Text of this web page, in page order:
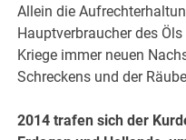
Allein die
Hauptverbraucher des
Kriege immer neuen
Schreckens und der
2014 trafen sich der